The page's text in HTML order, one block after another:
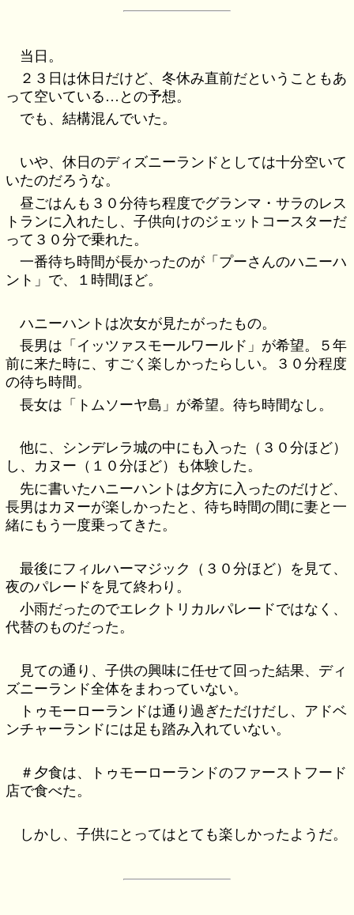
当日。
２３日は休日だけど、冬休み直前だということもあ
って空いている…との予想。
でも、結構混んでいた。
いや、休日のディズニーランドとしては十分空いて
いたのだろうな。
昼ごはんも３０分待ち程度でグランマ・サラのレス
トランに入れたし、子供向けのジェットコースターだ
って３０分で乗れた。
一番待ち時間が長かったのが「プーさんのハニーハ
ント」で、１時間ほど。
ハニーハントは次女が見たがったもの。
長男は「イッツァスモールワールド」が希望。５年
前に来た時に、すごく楽しかったらしい。３０分程度
の待ち時間。
長女は「トムソーヤ島」が希望。待ち時間なし。
他に、シンデレラ城の中にも入った（３０分ほど）
し、カヌー（１０分ほど）も体験した。
先に書いたハニーハントは夕方に入ったのだけど、
長男はカヌーが楽しかったと、待ち時間の間に妻と一
緒にもう一度乗ってきた。
最後にフィルハーマジック（３０分ほど）を見て、
夜のパレードを見て終わり。
小雨だったのでエレクトリカルパレードではなく、
代替のものだった。
見ての通り、子供の興味に任せて回った結果、ディ
ズニーランド全体をまわっていない。
トゥモーローランドは通り過ぎただけだし、アドベ
ンチャーランドには足も踏み入れていない。
＃夕食は、トゥモーローランドのファーストフード
店で食べた。
しかし、子供にとってはとても楽しかったようだ。